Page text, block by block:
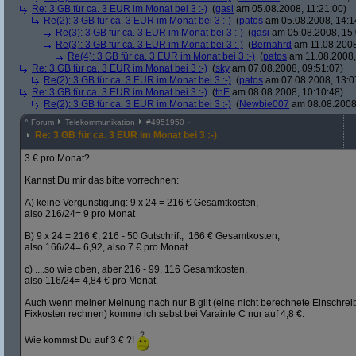
Re: 3 GB für ca. 3 EUR im Monat bei 3 :-) (gasi am 05.08.2008, 11:21:00)
Re(2): 3 GB für ca. 3 EUR im Monat bei 3 :-) (patos am 05.08.2008,
Re(3): 3 GB für ca. 3 EUR im Monat bei 3 :-) (gasi am 05.08.2008,
Re(3): 3 GB für ca. 3 EUR im Monat bei 3 :-) (Bernahrd am
Re(4): 3 GB für ca. 3 EUR im Monat bei 3 :-) (patos am
Re: 3 GB für ca. 3 EUR im Monat bei 3 :-) (sky am 07.08.2008, 09:51:07)
Re(2): 3 GB für ca. 3 EUR im Monat bei 3 :-) (patos am 07.08.2008,
Re: 3 GB für ca. 3 EUR im Monat bei 3 :-) (thE am 08.08.2008, 10:10:48)
Re(2): 3 GB für ca. 3 EUR im Monat bei 3 :-) (Newbie007 am
^ Forum Telekommunikation #4951950
Re: 3 GB für ca. 3 EUR im Monat bei 3 :-)
3 € pro Monat?
Kannst Du mir das bitte vorrechnen:
A) keine Vergünstigung: 9 x 24 = 216 € Gesamtkosten,
also 216/24= 9 pro Monat
B) 9 x 24 = 216 €; 216 - 50 Gutschrift, 166 € Gesamtkosten,
also 166/24= 6,92, also 7 € pro Monat
c) ....so wie oben, aber 216 - 99, 116 Gesamtkosten,
also 116/24= 4,84 € pro Monat.
Auch wenn meiner Meinung nach nur B gilt (eine nicht berechnete
Fixkosten rechnen) komme ich sebst bei Varainte C nur auf 4,8 €.
Wie kommst Du auf 3 € ?!